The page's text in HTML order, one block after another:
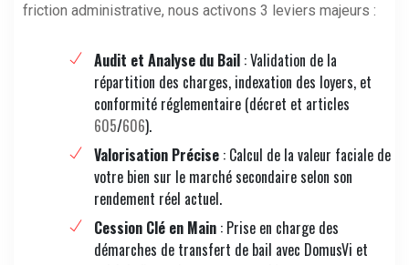
friction administrative, nous activons 3 leviers majeurs :
Audit et Analyse du Bail : Validation de la
répartition des charges, indexation des loyers, et
conformité réglementaire (décret et articles
605/606).
Valorisation Précise : Calcul de la valeur faciale de
votre bien sur le marché secondaire selon son
rendement réel actuel.
Cession Clé en Main : Prise en charge des
démarches de transfert de bail avec DomusVi et